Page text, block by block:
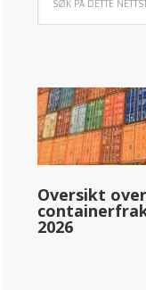
Oversikt
2026